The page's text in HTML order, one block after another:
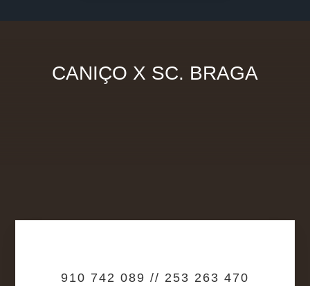
CANIÇO X SC. BRAGA
910 742 089 // 253 263 470